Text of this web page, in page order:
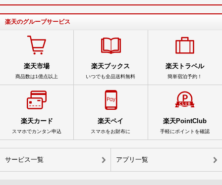
楽天のグループサービス
楽天市場
商品数は1億点以上
楽天ブックス
いつでも全品送料無料
楽天トラベル
簡単宿泊予約！
楽天カード
スマホでカンタン申込
楽天ペイ
スマホをお財布に
楽天PointClub
手軽にポイントを確認
サービス一覧 アプリ一覧